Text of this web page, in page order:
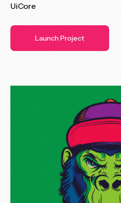
UiCore
Launch Project